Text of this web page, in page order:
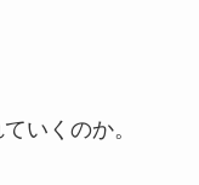
いくのか。